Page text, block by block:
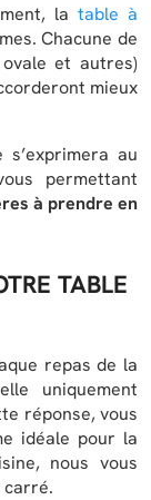
la table à
Chacune de
et autres)
mieux
au
permettant
à prendre en
TABLE
repas de la
uniquement
réponse, vous
idéale pour la
nous vous
carré.